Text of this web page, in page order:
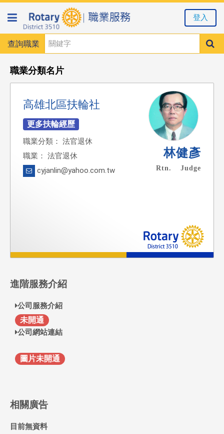
查詢職業
登入
職業分類名片
高雄北區扶輪社
職業分類： 法官退休
職業： 法官退休
cyjanlin@yahoo.com.tw
林健彥
Rtn. Judge
進階服務介紹
公司服務介紹
未開通
公司網站連結
圖片未開通
相關廣告
目前無資料